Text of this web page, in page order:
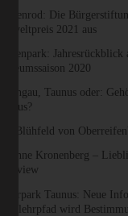
Heidenrod: Die
Umweltpreis 2021 aus
Hessenpark:
Museumssaison 2020
Rheingau, Taunus oder:
Taunus?
Das Blühfeld von
Susanne Kronenberg –
Interview
Naturpark Taunus: Neue
Waldlehrpfad wird